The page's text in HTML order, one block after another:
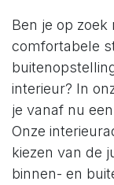
Ben je op
comfortabele
interieur? In
je vanaf nu
Onze
kiezen van de
binnen- en